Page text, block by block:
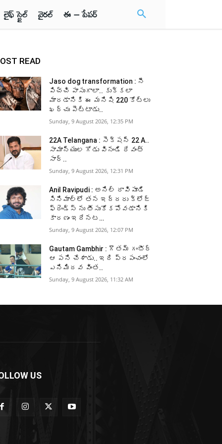
లైఫ్ స్టైల్ వైరల్ ఈ – పేపర్
READ
Jaso dog transformation : నీ
పిచ్చి పాసుగాలా.. కుక్కలా
మారడానికి ఈ మనిషి 220 కోట్లు
ఖర్చు పెట్టాడు..
Sunday, 9 August 2026, 12:35 PM
22A Telangana : సెక్షన్ 22 A..
సామాన్యుల గోడు వినండి రేవంత్
సార్..
Sunday, 9 August 2026, 12:31 PM
Anil Ravipudi : అనిల్ రావిపూడి
సినిమాల్లో తన ఇద్దరు క్లోజ్
ఫ్రెండ్స్ ను తీసుకోకపోవడానికి
కారణం ఇదేనట…
Sunday, 9 August 2026, 12:07 PM
Gautam Gambhir : గౌతమ్ గంభీర్
ఆ పని చేశాడు.. ఇది ప్రపంచంలో
ఎనిమిదవ వింత..
Sunday, 9 August 2026, 11:32 AM
US